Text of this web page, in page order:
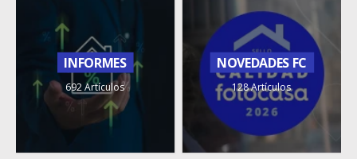
INFORMES
692 Artículos
NOVEDADES FC
128 Artículos